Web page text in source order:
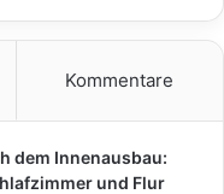
Kommentare
dem Innenausbau:
und Flur